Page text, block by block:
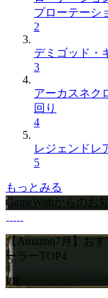
プローテーシ
2
デミゴッド・
3
アーカスネク
回り
4
レジェンドレ
5
もっとみる
GameWithからのお
【Amazon7月】お
ーラーTOP4
PR